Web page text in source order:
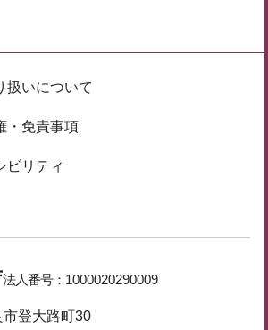
扱いについて
・免責事項
ビリティ
法人番号： 1000020290009
登大路町30